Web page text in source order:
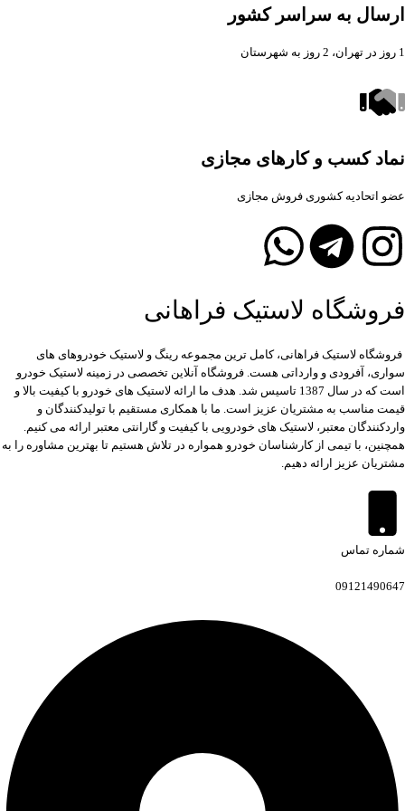
ارسال به سراسر کشور
1 روز در تهران، 2 روز به شهرستان
نماد کسب و کارهای مجازی
عضو اتحادیه کشوری فروش مجازی
فروشگاه لاستیک فراهانی
فروشگاه لاستیک فراهانی، کامل ترین مجموعه رینگ و لاستیک خودروهای های
سواری، آفرودی و وارداتی هست. فروشگاه آنلاین تخصصی در زمینه لاستیک خودرو
است که در سال 1387 تاسیس شد. هدف ما ارائه لاستیک های خودرو با کیفیت بالا و
قیمت مناسب به مشتریان عزیز است. ما با همکاری مستقیم با تولیدکنندگان و
واردکنندگان معتبر، لاستیک های خودرویی با کیفیت و گارانتی معتبر ارائه می کنیم.
همچنین، با تیمی از کارشناسان خودرو همواره در تلاش هستیم تا بهترین مشاوره را به
مشتریان عزیز ارائه دهیم.
شماره تماس
09121490647